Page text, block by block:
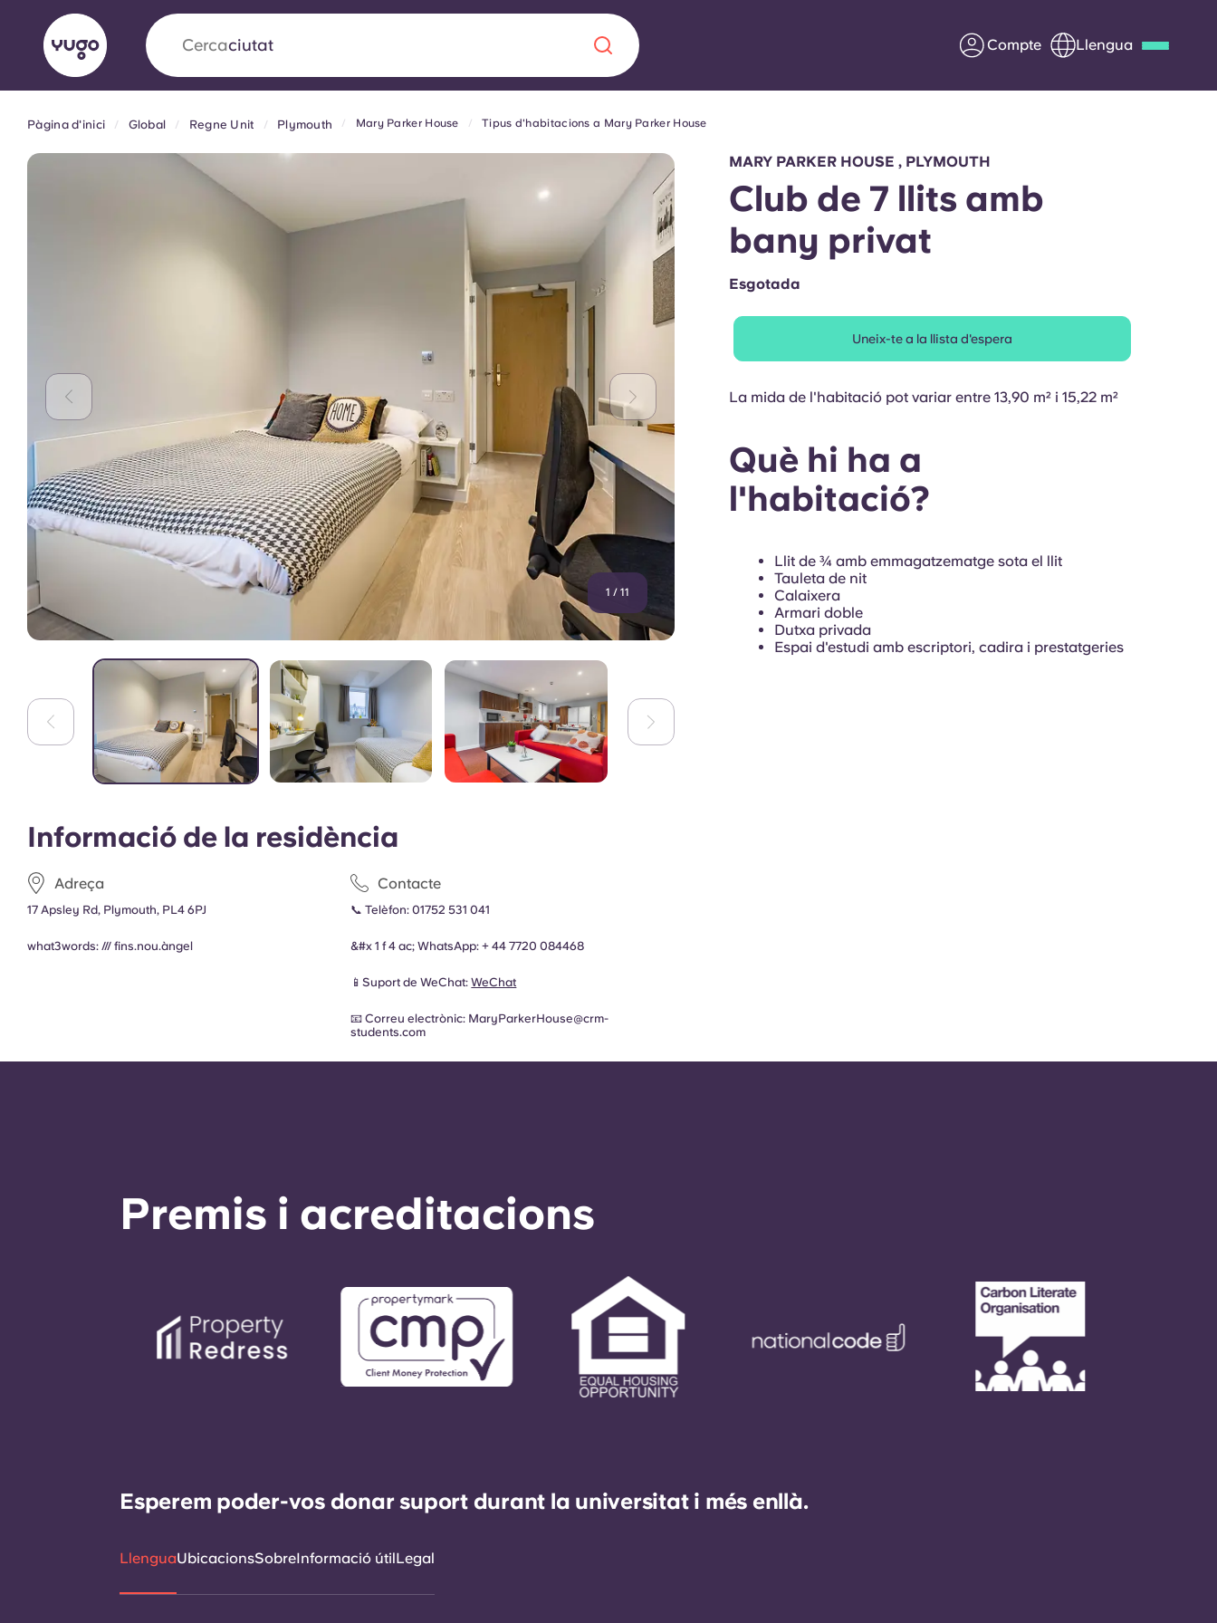
Cercaciutat Compte Llengua
SobreUbicacionsMés
Yugo x VCARB: Impulsant una nova era
Yugo La col·laboració pionera de amb VCARB fomenta la
innovació, l'ambició i els moments inoblidables per als estudiants.
Sobre nosaltres
Preguntes freqüents
Poseu-vos en contacte
English (GB) English (US)
Pàgina d'inici Global Regne Unit Plymouth Mary Parker House Tipus d'habitacions a Mary Parker House
1 / 11
Informació de la residència
Adreça
17 Apsley Rd, Plymouth, PL4 6PJ
what3words: /// fins.nou.àngel
Contacte
📞 Telèfon:01752 531 041
&#x 1 f 4 ac; WhatsApp:+ 447720 084468
📱Suport de WeChat: WeChat
📧 Correu electrònic: MaryParkerHouse@crm-
students.com
MARY PARKER HOUSE , PLYMOUTH
Club de 7 llits amb
bany privat
Esgotada
Uneix-te a la llista d'espera
La mida de l'habitació pot variar entre 13,90 m² i 15,22 m²
Què hi ha a
l'habitació?
Llit de ¾ amb emmagatzematge sota el llit
Tauleta de nit
Calaixera
Armari doble
Dutxa privada
Espai d'estudi amb escriptori, cadira i prestatgeries
Premis i acreditacions
Esperem poder-vos donar suport durant la universitat i més enllà.
LlenguaUbicacionsSobreInformació útilLegal